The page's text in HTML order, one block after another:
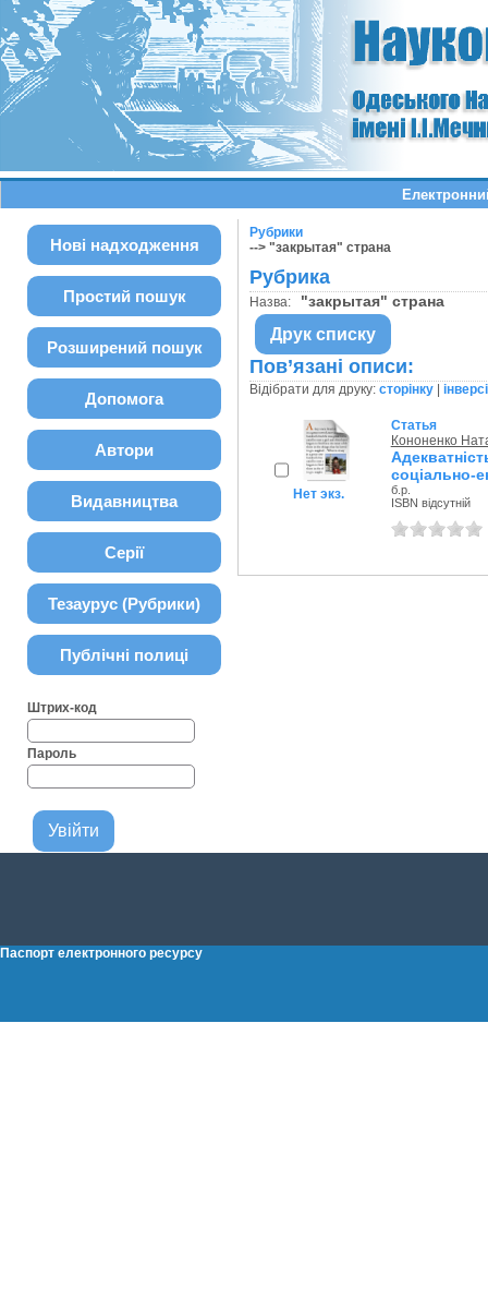
Нові надходження
Простий пошук
Розширений пошук
Допомога
Автори
Видавництва
Серії
Тезаурус (Рубрики)
Публічні полиці
Штрих-код
Пароль
Рубрики
--> "закрытая" страна
Рубрика
Назва: "закрытая" страна
Друк списку
Пов’язані описи:
Відібрати для друку: сторінку|
Нет экз.
Статья
Кононенко
соціально-
б.р.
ISBN відсутній
Паспорт електронного ресурсу